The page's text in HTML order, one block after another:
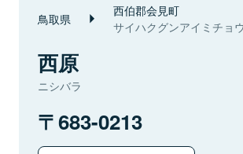
鳥取県 西伯郡会見町
サイハクグンアイミチョウ
西原
ニシバラ
683-0213